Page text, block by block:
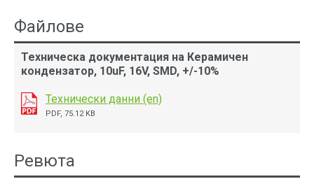
Файлове
Техническа документация на Керамичен
кондензатор, 10uF, 16V, SMD, +/-10%
Технически данни (en)
PDF, 75.12 KB
Ревюта